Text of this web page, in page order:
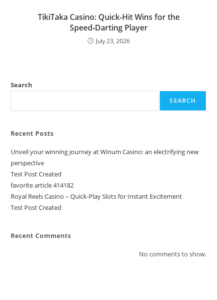
TikiTaka Casino: Quick‑Hit Wins for the
Speed‑Darting Player
July 23, 2026
Search
SEARCH
Recent Posts
Unveil your winning journey at Winum Casino: an electrifying new
perspective
Test Post Created
favorite article 414182
Royal Reels Casino – Quick‑Play Slots for Instant Excitement
Test Post Created
Recent Comments
No comments to show.